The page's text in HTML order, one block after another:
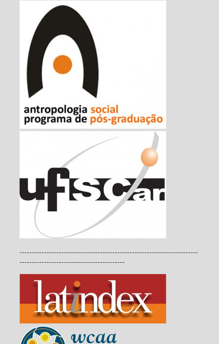
-------------------------------------------------------------------------
-------------------------------------------